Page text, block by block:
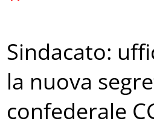
Sindacato:
la nuova
confederale